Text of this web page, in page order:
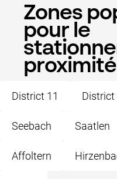
Zones
pour le
proximité
District 11 District
Seebach Saatlen
Affoltern